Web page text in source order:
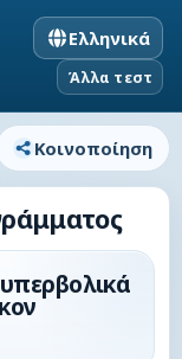
Ελληνικά
Άλλα τεστ
Κοινοποίηση